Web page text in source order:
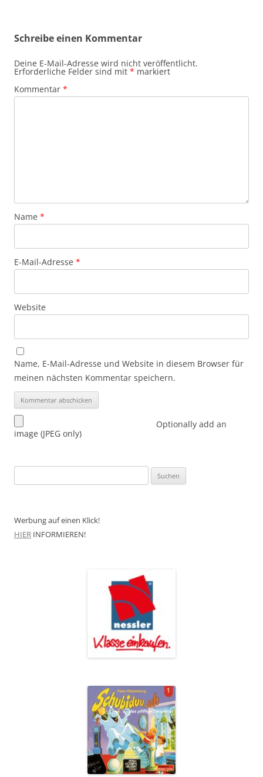
Schreibe einen Kommentar
Deine E-Mail-Adresse wird nicht veröffentlicht.
Erforderliche Felder sind mit * markiert
Kommentar *
Name *
E-Mail-Adresse *
Website
Name, E-Mail-Adresse und Website in diesem Browser für
meinen nächsten Kommentar speichern.
Optionally add an
image (JPEG only)
nach:
Werbung auf einen Klick!
HIER INFORMIEREN!